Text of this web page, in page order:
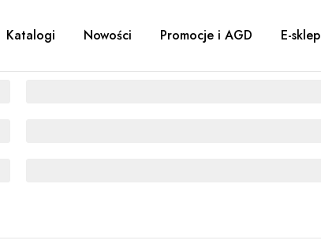
Katalogi Nowości Promocje i AGD E-sklep